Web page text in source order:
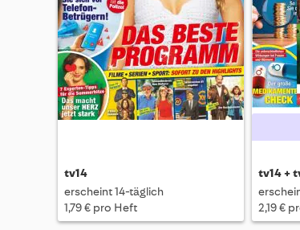
tv14
erscheint 14-täglich
1,79 € pro Heft
tv14 +
2,19 €